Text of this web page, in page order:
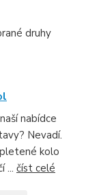
druhy
nabídce
Nevadí.
kolo
... číst celé